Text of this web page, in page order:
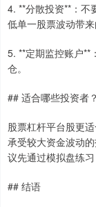
4. **分散投资**：不
低单一股票波动带来
5. **定期监控账户**
仓。
## 适合哪些投资者？
股票杠杆平台股更
承受较大资金波动
议先通过模拟盘练
## 结语